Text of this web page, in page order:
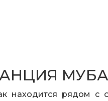
находится рядом с